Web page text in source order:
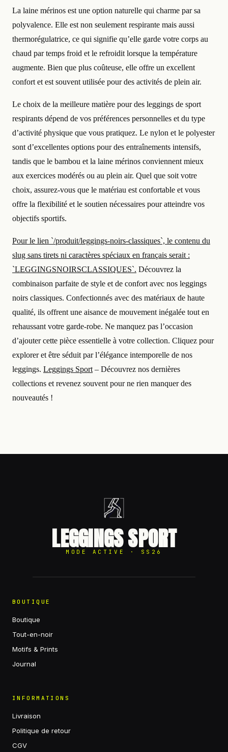
La laine mérinos est une option naturelle qui charme par sa
polyvalence. Elle est non seulement respirante mais aussi
thermorégulatrice, ce qui signifie qu’elle garde votre corps au
chaud par temps froid et le refroidit lorsque la température
augmente. Bien que plus coûteuse, elle offre un excellent
confort et est souvent utilisée pour des activités de plein air.
Le choix de la meilleure matière pour des leggings de sport
respirants dépend de vos préférences personnelles et du type
d’activité physique que vous pratiquez. Le nylon et le polyester
sont d’excellentes options pour des entraînements intensifs,
tandis que le bambou et la laine mérinos conviennent mieux
aux exercices modérés ou au plein air. Quel que soit votre
choix, assurez-vous que le matériau est confortable et vous
offre la flexibilité et le soutien nécessaires pour atteindre vos
objectifs sportifs.
Pour le lien `/produit/leggings-noirs-classiques`, le contenu du
slug sans tirets ni caractères spéciaux en français serait :
`LEGGINGSNOIRSCLASSIQUES`. Découvrez la
combinaison parfaite de style et de confort avec nos leggings
noirs classiques. Confectionnés avec des matériaux de haute
qualité, ils offrent une aisance de mouvement inégalée tout en
rehaussant votre garde-robe. Ne manquez pas l’occasion
d’ajouter cette pièce essentielle à votre collection. Cliquez pour
explorer et être séduit par l’élégance intemporelle de nos
leggings. Leggings Sport – Découvrez nos dernières
collections et revenez souvent pour ne rien manquer des
nouveautés !
LEGGINGS SPORT
MODE ACTIVE · SS26
BOUTIQUE
Boutique
Tout-en-noir
Motifs & Prints
Journal
INFORMATIONS
Livraison
Politique de retour
CGV